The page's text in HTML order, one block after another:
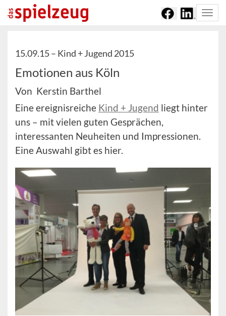
15.09.15 – Kind + Jugend 2015
Emotionen aus Köln
Von Kerstin Barthel
Eine ereignisreiche Kind + Jugend liegt hinter
uns – mit vielen guten Gesprächen,
interessanten Neuheiten und Impressionen.
Eine Auswahl gibt es hier.